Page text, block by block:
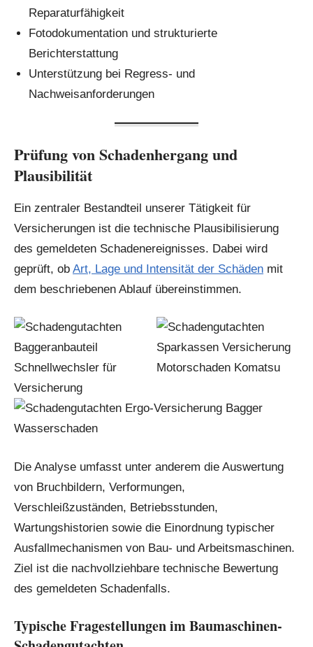
Reparaturfähigkeit
Fotodokumentation und strukturierte
Berichterstattung
Unterstützung bei Regress- und
Nachweisanforderungen
Prüfung von Schadenhergang und
Plausibilität
Ein zentraler Bestandteil unserer Tätigkeit für
Versicherungen ist die technische Plausibilisierung
des gemeldeten Schadenereignisses. Dabei wird
geprüft, ob Art, Lage und Intensität der Schäden mit
dem beschriebenen Ablauf übereinstimmen.
Die Analyse umfasst unter anderem die Auswertung
von Bruchbildern, Verformungen,
Verschleißzuständen, Betriebsstunden,
Wartungshistorien sowie die Einordnung typischer
Ausfallmechanismen von Bau- und Arbeitsmaschinen.
Ziel ist die nachvollziehbare technische Bewertung
des gemeldeten Schadenfalls.
Typische Fragestellungen im Baumaschinen-